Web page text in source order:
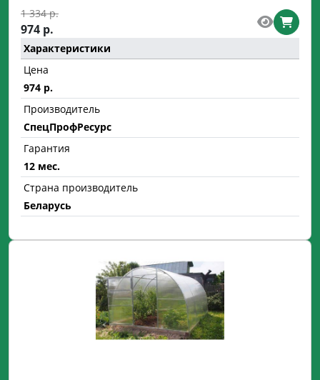
1 334 р.
974 р.
Характеристики
Цена
974 р.
Производитель
СпецПрофРесурс
Гарантия
12 мес.
Страна производитель
Беларусь